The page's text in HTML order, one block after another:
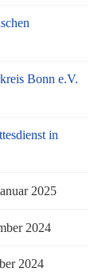
Bonn e.V.
in
2025
2024
2024